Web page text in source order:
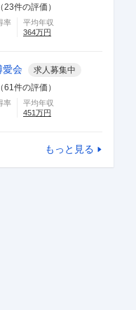
（23件の評価）
率
平均年収
364万円
愛会 求人募集中
（61件の評価）
率
平均年収
451 万円
もっと見る